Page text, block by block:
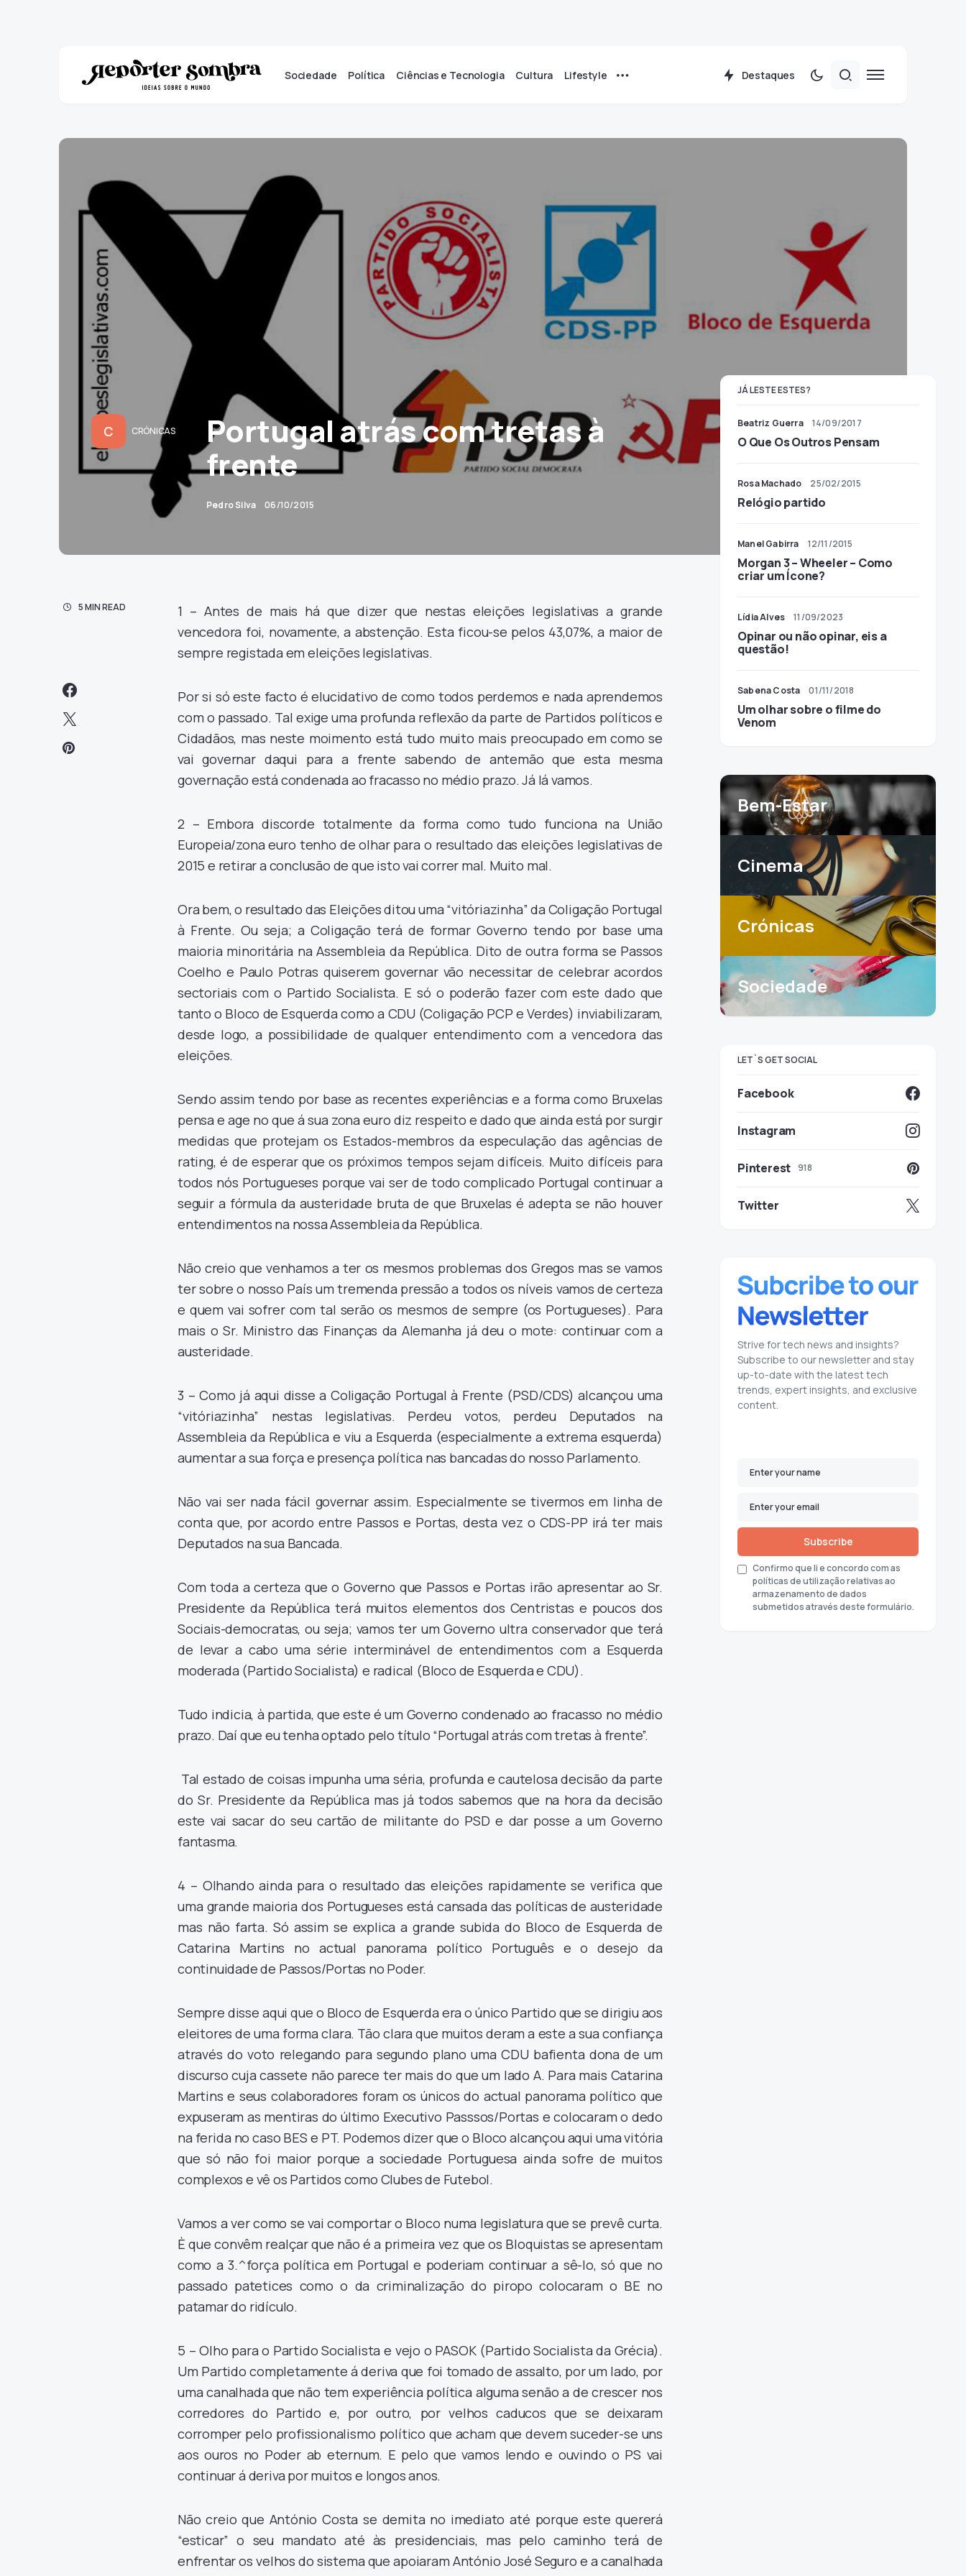
Sociedade Política Ciências e Tecnologia Cultura Lifestyle Destaques
C CRÓNICAS
Portugal atrás com tretas à
frente
Pedro Silva 06/10/2015
5 MIN READ
1 – Antes de mais há que dizer que nestas eleições legislativas a grande
vencedora foi, novamente, a abstenção. Esta ficou-se pelos 43,07%, a maior de
sempre registada em eleições legislativas.
Por si só este facto é elucidativo de como todos perdemos e nada aprendemos
com o passado. Tal exige uma profunda reflexão da parte de Partidos políticos e
Cidadãos, mas neste moimento está tudo muito mais preocupado em como se
vai governar daqui para a frente sabendo de antemão que esta mesma
governação está condenada ao fracasso no médio prazo. Já lá vamos.
2 – Embora discorde totalmente da forma como tudo funciona na União
Europeia/zona euro tenho de olhar para o resultado das eleições legislativas de
2015 e retirar a conclusão de que isto vai correr mal. Muito mal.
Ora bem, o resultado das Eleições ditou uma “vitóriazinha” da Coligação Portugal
à Frente. Ou seja; a Coligação terá de formar Governo tendo por base uma
maioria minoritária na Assembleia da República. Dito de outra forma se Passos
Coelho e Paulo Potras quiserem governar vão necessitar de celebrar acordos
sectoriais com o Partido Socialista. E só o poderão fazer com este dado que
tanto o Bloco de Esquerda como a CDU (Coligação PCP e Verdes) inviabilizaram,
desde logo, a possibilidade de qualquer entendimento com a vencedora das
eleições.
Sendo assim tendo por base as recentes experiências e a forma como Bruxelas
pensa e age no que á sua zona euro diz respeito e dado que ainda está por surgir
medidas que protejam os Estados-membros da especulação das agências de
rating, é de esperar que os próximos tempos sejam difíceis. Muito difíceis para
todos nós Portugueses porque vai ser de todo complicado Portugal continuar a
seguir a fórmula da austeridade bruta de que Bruxelas é adepta se não houver
entendimentos na nossa Assembleia da República.
Não creio que venhamos a ter os mesmos problemas dos Gregos mas se vamos
ter sobre o nosso País um tremenda pressão a todos os níveis vamos de certeza
e quem vai sofrer com tal serão os mesmos de sempre (os Portugueses). Para
mais o Sr. Ministro das Finanças da Alemanha já deu o mote: continuar com a
austeridade.
3 – Como já aqui disse a Coligação Portugal à Frente (PSD/CDS) alcançou uma
“vitóriazinha” nestas legislativas. Perdeu votos, perdeu Deputados na
Assembleia da República e viu a Esquerda (especialmente a extrema esquerda)
aumentar a sua força e presença política nas bancadas do nosso Parlamento.
Não vai ser nada fácil governar assim. Especialmente se tivermos em linha de
conta que, por acordo entre Passos e Portas, desta vez o CDS-PP irá ter mais
Deputados na sua Bancada.
Com toda a certeza que o Governo que Passos e Portas irão apresentar ao Sr.
Presidente da República terá muitos elementos dos Centristas e poucos dos
Sociais-democratas, ou seja; vamos ter um Governo ultra conservador que terá
de levar a cabo uma série interminável de entendimentos com a Esquerda
moderada (Partido Socialista) e radical (Bloco de Esquerda e CDU).
Tudo indicia, à partida, que este é um Governo condenado ao fracasso no médio
prazo. Daí que eu tenha optado pelo título “Portugal atrás com tretas à frente”.
Tal estado de coisas impunha uma séria, profunda e cautelosa decisão da parte
do Sr. Presidente da República mas já todos sabemos que na hora da decisão
este vai sacar do seu cartão de militante do PSD e dar posse a um Governo
fantasma.
4 – Olhando ainda para o resultado das eleições rapidamente se verifica que
uma grande maioria dos Portugueses está cansada das políticas de austeridade
mas não farta. Só assim se explica a grande subida do Bloco de Esquerda de
Catarina Martins no actual panorama político Português e o desejo da
continuidade de Passos/Portas no Poder.
Sempre disse aqui que o Bloco de Esquerda era o único Partido que se dirigiu aos
eleitores de uma forma clara. Tão clara que muitos deram a este a sua confiança
através do voto relegando para segundo plano uma CDU bafienta dona de um
discurso cuja cassete não parece ter mais do que um lado A. Para mais Catarina
Martins e seus colaboradores foram os únicos do actual panorama político que
expuseram as mentiras do último Executivo Passsos/Portas e colocaram o dedo
na ferida no caso BES e PT. Podemos dizer que o Bloco alcançou aqui uma vitória
que só não foi maior porque a sociedade Portuguesa ainda sofre de muitos
complexos e vê os Partidos como Clubes de Futebol.
Vamos a ver como se vai comportar o Bloco numa legislatura que se prevê curta.
È que convêm realçar que não é a primeira vez que os Bloquistas se apresentam
como a 3.^força política em Portugal e poderiam continuar a sê-lo, só que no
passado patetices como o da criminalização do piropo colocaram o BE no
patamar do ridículo.
5 – Olho para o Partido Socialista e vejo o PASOK (Partido Socialista da Grécia).
Um Partido completamente á deriva que foi tomado de assalto, por um lado, por
uma canalhada que não tem experiência política alguma senão a de crescer nos
corredores do Partido e, por outro, por velhos caducos que se deixaram
corromper pelo profissionalismo político que acham que devem suceder-se uns
aos ouros no Poder ab eternum. E pelo que vamos lendo e ouvindo o PS vai
continuar á deriva por muitos e longos anos.
Não creio que António Costa se demita no imediato até porque este quererá
“esticar” o seu mandato até às presidenciais, mas pelo caminho terá de
enfrentar os velhos do sistema que apoiaram António José Seguro e a canalhada
JÁ LESTE ESTES?
Beatriz Guerra 14/09/2017
O Que Os Outros Pensam
Rosa Machado 25/02/2015
Relógio partido
Manel Gabirra 12/11/2015
Morgan 3 – Wheeler – Como
criar um Ícone?
Lídia Alves 11/09/2023
Opinar ou não opinar, eis a
questão!
Sabena Costa 01/11/2018
Um olhar sobre o filme do
Venom
Bem-Estar
Cinema
Crónicas
Sociedade
LET`S GET SOCIAL
Facebook
Instagram
Pinterest 918
Twitter
Strive for tech news and insights?
Subscribe to our newsletter and stay
up-to-date with the latest tech
trends, expert insights, and exclusive
content.
Subscribe
Confirmo que li e concordo com as
políticas de utilização relativas ao
armazenamento de dados
submetidos através deste formulário.